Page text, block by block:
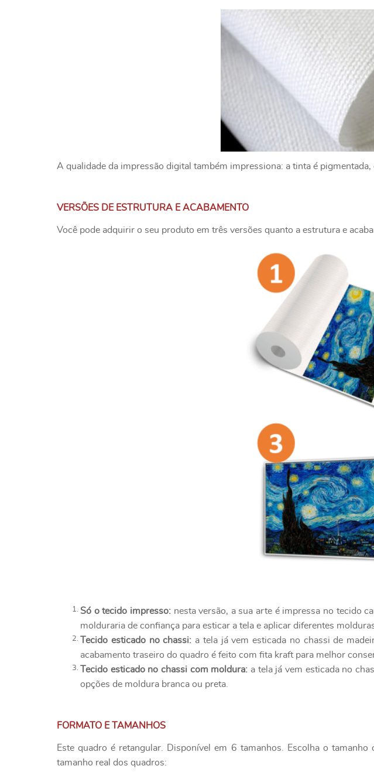
A qualidade da impressão digital também impressiona: a tinta é
VERSÕES DE ESTRUTURA E ACABAMENTO
Você pode adquirir o seu produto em três versões quanto a estrutura e
Só o tecido impresso:nesta versão, a sua arte é impressa no tecido
molduraria de confiança para esticar a tela e aplicar diferentes
Tecido esticado no chassi: a tela já vem esticada no chassi de
acabamento traseiro do quadro é feito com fita kraft para melhor
Tecido esticado no chassi com moldura: a tela já vem esticada no
opções de moldura branca ou preta.
FORMATO E TAMANHOS
Este quadro é retangular. Disponível em 6 tamanhos. Escolha o
tamanho real dos quadros: